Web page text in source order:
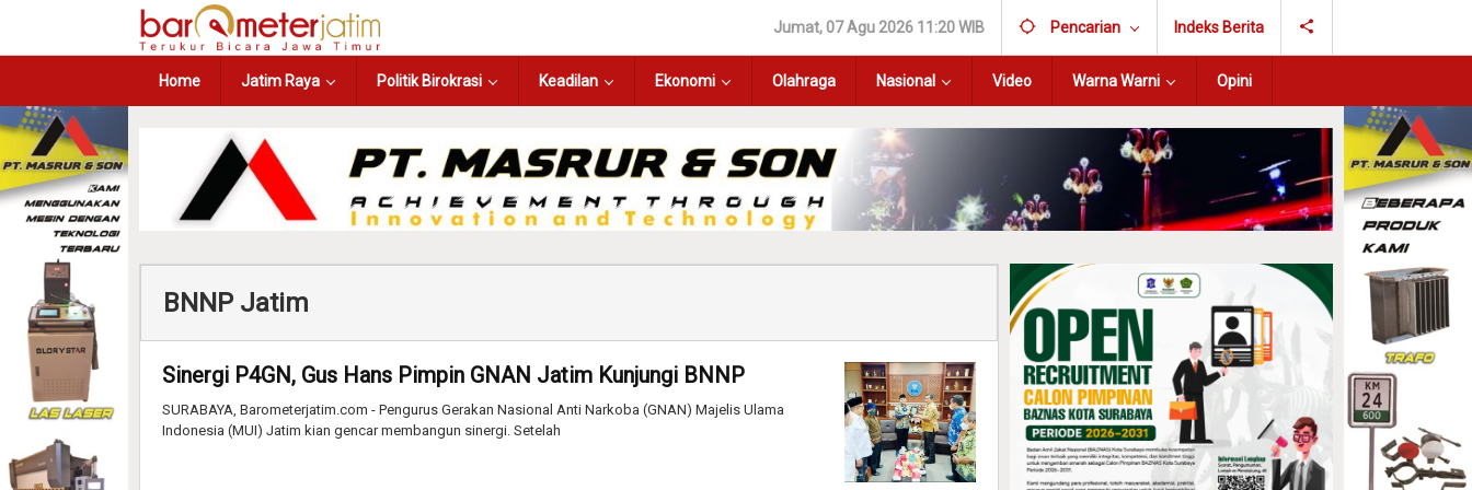
Jumat, 07 Agu 2026 11:20 WIB Pencarian Indeks Berita
Home Jatim Raya Politik Birokrasi Keadilan Ekonomi Olahraga Nasional Video Warna Warni Opini
BNNP Jatim
Sinergi P4GN, Gus Hans Pimpin GNAN Jatim Kunjungi BNNP
SURABAYA, Barometerjatim.com - Pengurus Gerakan Nasional Anti Narkoba (GNAN) Majelis Ulama
Indonesia (MUI) Jatim kian gencar membangun sinergi. Setelah